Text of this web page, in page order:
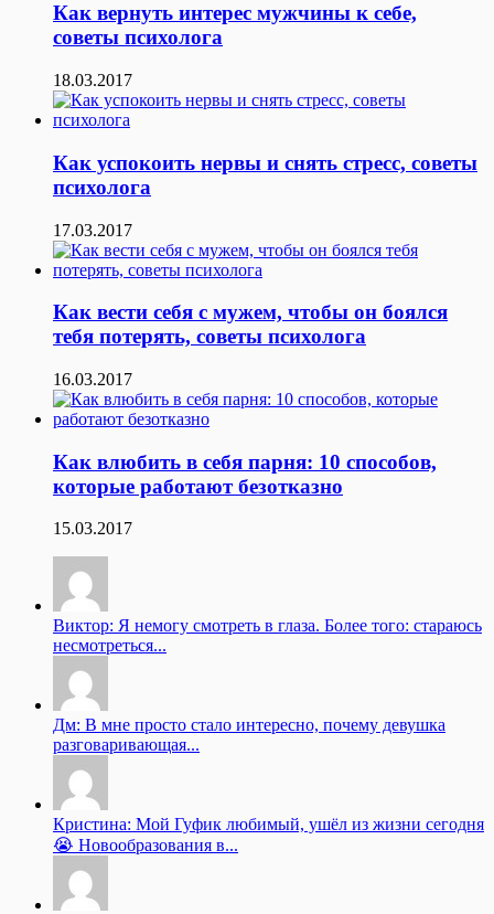
Как вернуть интерес мужчины к себе,
советы психолога
18.03.2017
Как успокоить нервы и снять стресс, советы
психолога
17.03.2017
Как вести себя с мужем, чтобы он боялся
тебя потерять, советы психолога
16.03.2017
Как влюбить в себя парня: 10 способов,
которые работают безотказно
15.03.2017
Виктор: Я немогу смотреть в глаза. Более того: стараюсь
несмотреться...
Дм: В мне просто стало интересно, почему девушка
разговаривающая...
Кристина: Мой Гуфик любимый, ушёл из жизни сегодня
😭 Новообразования в...